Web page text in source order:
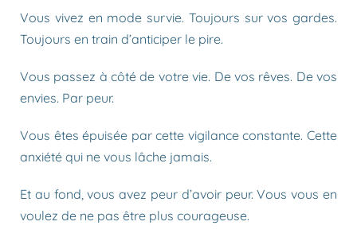
Vous vivez en mode survie. Toujours sur vos gardes.
Toujours en train d’anticiper le pire.
Vous passez à côté de votre vie. De vos rêves. De vos
envies. Par peur.
Vous êtes épuisée par cette vigilance constante. Cette
anxiété qui ne vous lâche jamais.
Et au fond, vous avez peur d’avoir peur. Vous vous en
voulez de ne pas être plus courageuse.